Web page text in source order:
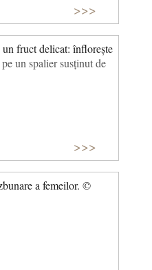
>>>
un fruct delicat: înflorește
un spalier susținut de
>>>
a femeilor. ©